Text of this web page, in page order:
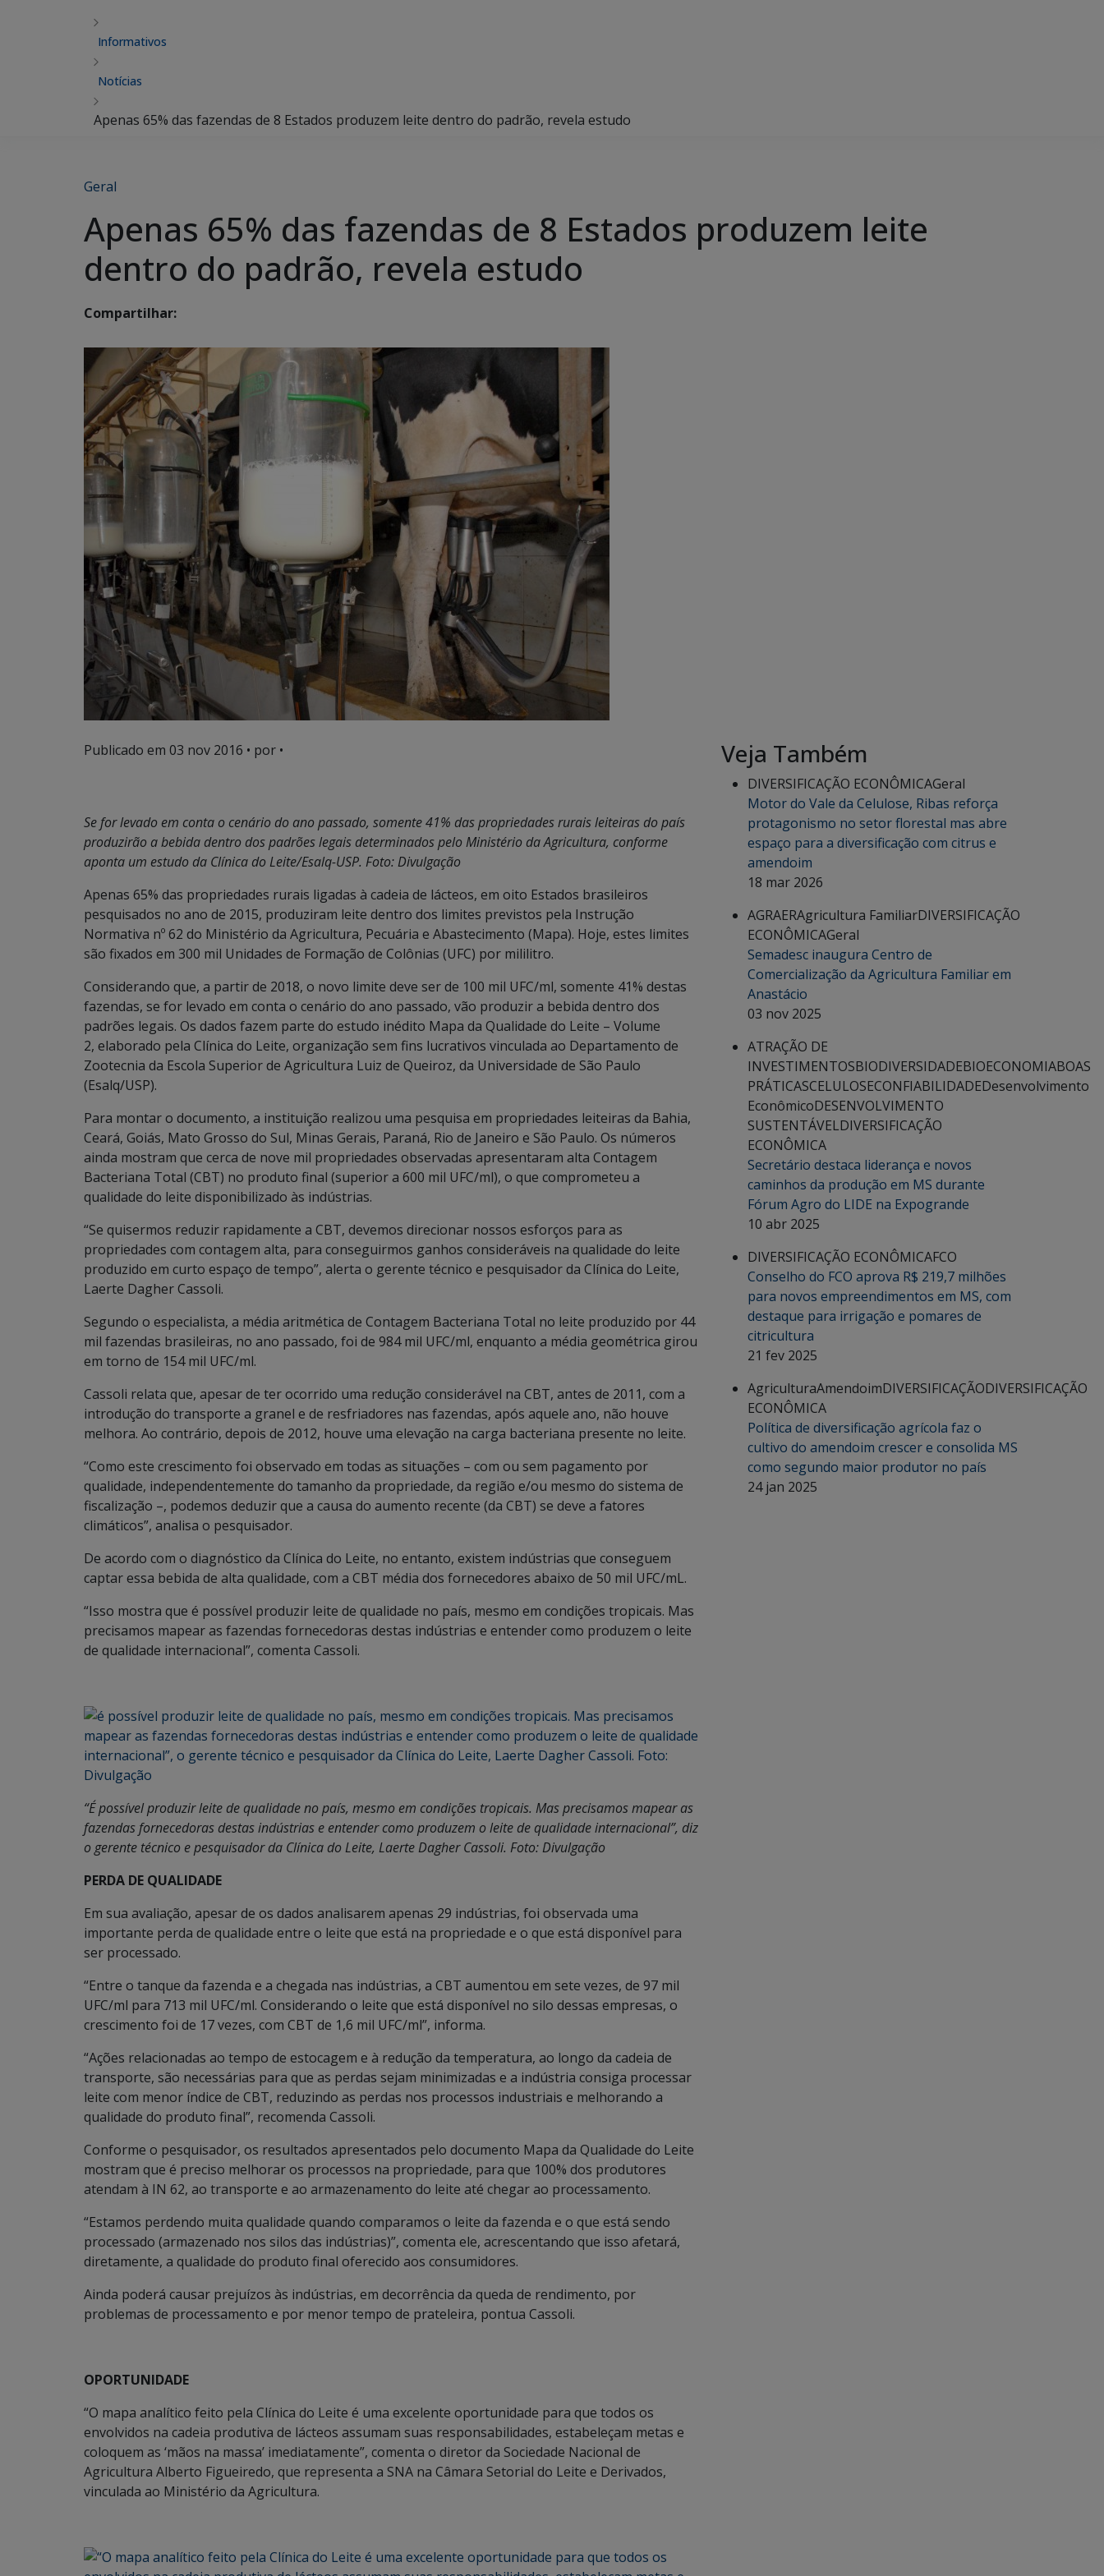
Informativos
Notícias
Apenas 65% das fazendas de 8 Estados produzem leite dentro do padrão, revela estudo
Geral
Apenas 65% das fazendas de 8 Estados produzem leite
dentro do padrão, revela estudo
Compartilhar:
Publicado em 03 nov 2016 • por •
Se for levado em conta o cenário do ano passado, somente 41% das propriedades rurais leiteiras do país
produzirão a bebida dentro dos padrões legais determinados pelo Ministério da Agricultura, conforme
aponta um estudo da Clínica do Leite/Esalq-USP. Foto: Divulgação
Apenas 65% das propriedades rurais ligadas à cadeia de lácteos, em oito Estados brasileiros
pesquisados no ano de 2015, produziram leite dentro dos limites previstos pela Instrução
Normativa nº 62 do Ministério da Agricultura, Pecuária e Abastecimento (Mapa). Hoje, estes limites
são fixados em 300 mil Unidades de Formação de Colônias (UFC) por mililitro.
Considerando que, a partir de 2018, o novo limite deve ser de 100 mil UFC/ml, somente 41% destas
fazendas, se for levado em conta o cenário do ano passado, vão produzir a bebida dentro dos
padrões legais. Os dados fazem parte do estudo inédito Mapa da Qualidade do Leite – Volume
2, elaborado pela Clínica do Leite, organização sem fins lucrativos vinculada ao Departamento de
Zootecnia da Escola Superior de Agricultura Luiz de Queiroz, da Universidade de São Paulo
(Esalq/USP).
Para montar o documento, a instituição realizou uma pesquisa em propriedades leiteiras da Bahia,
Ceará, Goiás, Mato Grosso do Sul, Minas Gerais, Paraná, Rio de Janeiro e São Paulo. Os números
ainda mostram que cerca de nove mil propriedades observadas apresentaram alta Contagem
Bacteriana Total (CBT) no produto final (superior a 600 mil UFC/ml), o que comprometeu a
qualidade do leite disponibilizado às indústrias.
“Se quisermos reduzir rapidamente a CBT, devemos direcionar nossos esforços para as
propriedades com contagem alta, para conseguirmos ganhos consideráveis na qualidade do leite
produzido em curto espaço de tempo”, alerta o gerente técnico e pesquisador da Clínica do Leite,
Laerte Dagher Cassoli.
Segundo o especialista, a média aritmética de Contagem Bacteriana Total no leite produzido por 44
mil fazendas brasileiras, no ano passado, foi de 984 mil UFC/ml, enquanto a média geométrica girou
em torno de 154 mil UFC/ml.
Cassoli relata que, apesar de ter ocorrido uma redução considerável na CBT, antes de 2011, com a
introdução do transporte a granel e de resfriadores nas fazendas, após aquele ano, não houve
melhora. Ao contrário, depois de 2012, houve uma elevação na carga bacteriana presente no leite.
“Como este crescimento foi observado em todas as situações – com ou sem pagamento por
qualidade, independentemente do tamanho da propriedade, da região e/ou mesmo do sistema de
fiscalização –, podemos deduzir que a causa do aumento recente (da CBT) se deve a fatores
climáticos”, analisa o pesquisador.
De acordo com o diagnóstico da Clínica do Leite, no entanto, existem indústrias que conseguem
captar essa bebida de alta qualidade, com a CBT média dos fornecedores abaixo de 50 mil UFC/mL.
“Isso mostra que é possível produzir leite de qualidade no país, mesmo em condições tropicais. Mas
precisamos mapear as fazendas fornecedoras destas indústrias e entender como produzem o leite
de qualidade internacional”, comenta Cassoli.
“É possível produzir leite de qualidade no país, mesmo em condições tropicais. Mas precisamos mapear as
fazendas fornecedoras destas indústrias e entender como produzem o leite de qualidade internacional”, diz
o gerente técnico e pesquisador da Clínica do Leite, Laerte Dagher Cassoli. Foto: Divulgação
PERDA DE QUALIDADE
Em sua avaliação, apesar de os dados analisarem apenas 29 indústrias, foi observada uma
importante perda de qualidade entre o leite que está na propriedade e o que está disponível para
ser processado.
“Entre o tanque da fazenda e a chegada nas indústrias, a CBT aumentou em sete vezes, de 97 mil
UFC/ml para 713 mil UFC/ml. Considerando o leite que está disponível no silo dessas empresas, o
crescimento foi de 17 vezes, com CBT de 1,6 mil UFC/ml”, informa.
“Ações relacionadas ao tempo de estocagem e à redução da temperatura, ao longo da cadeia de
transporte, são necessárias para que as perdas sejam minimizadas e a indústria consiga processar
leite com menor índice de CBT, reduzindo as perdas nos processos industriais e melhorando a
qualidade do produto final”, recomenda Cassoli.
Conforme o pesquisador, os resultados apresentados pelo documento Mapa da Qualidade do Leite
mostram que é preciso melhorar os processos na propriedade, para que 100% dos produtores
atendam à IN 62, ao transporte e ao armazenamento do leite até chegar ao processamento.
“Estamos perdendo muita qualidade quando comparamos o leite da fazenda e o que está sendo
processado (armazenado nos silos das indústrias)”, comenta ele, acrescentando que isso afetará,
diretamente, a qualidade do produto final oferecido aos consumidores.
Ainda poderá causar prejuízos às indústrias, em decorrência da queda de rendimento, por
problemas de processamento e por menor tempo de prateleira, pontua Cassoli.
OPORTUNIDADE
“O mapa analítico feito pela Clínica do Leite é uma excelente oportunidade para que todos os
envolvidos na cadeia produtiva de lácteos assumam suas responsabilidades, estabeleçam metas e
coloquem as ‘mãos na massa’ imediatamente”, comenta o diretor da Sociedade Nacional de
Agricultura Alberto Figueiredo, que representa a SNA na Câmara Setorial do Leite e Derivados,
vinculada ao Ministério da Agricultura.
Veja Também
DIVERSIFICAÇÃO ECONÔMICAGeral
Motor do Vale da Celulose, Ribas reforça
protagonismo no setor florestal mas abre
espaço para a diversificação com citrus e
amendoim
18 mar 2026
AGRAERAgricultura FamiliarDIVERSIFICAÇÃO
ECONÔMICAGeral
Semadesc inaugura Centro de
Comercialização da Agricultura Familiar em
Anastácio
03 nov 2025
ATRAÇÃO DE
INVESTIMENTOSBIODIVERSIDADEBIOECONOMIABOAS
PRÁTICASCELULOSECONFIABILIDADEDesenvolvimento
EconômicoDESENVOLVIMENTO
SUSTENTÁVELDIVERSIFICAÇÃO
ECONÔMICA
Secretário destaca liderança e novos
caminhos da produção em MS durante
Fórum Agro do LIDE na Expogrande
10 abr 2025
DIVERSIFICAÇÃO ECONÔMICAFCO
Conselho do FCO aprova R$ 219,7 milhões
para novos empreendimentos em MS, com
destaque para irrigação e pomares de
citricultura
21 fev 2025
AgriculturaAmendoimDIVERSIFICAÇÃODIVERSIFICAÇÃO
ECONÔMICA
Política de diversificação agrícola faz o
cultivo do amendoim crescer e consolida MS
como segundo maior produtor no país
24 jan 2025